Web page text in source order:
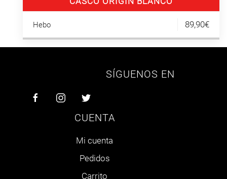
Hebo 89,90€
SÍGUENOS EN
CUENTA
Mi cuenta
Pedidos
Carrito